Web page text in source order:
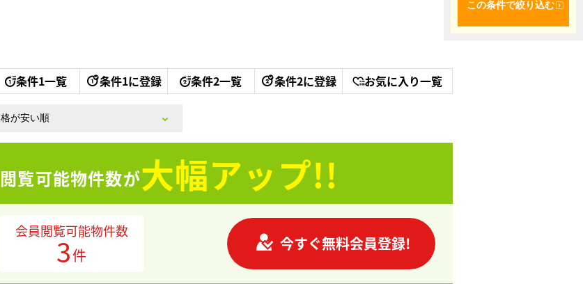
この条件で絞り込む
条件1一覧 条件1に登録 条件2一覧 条件2に登録 お気に入り一覧
閲覧可能物件数が大幅アップ!!
会員閲覧可能物件数
3件
今すぐ無料会員登録!